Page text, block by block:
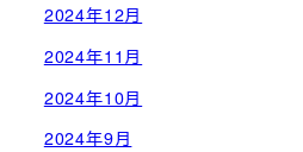
2024年12月
2024年11月
2024年10月
2024年9月